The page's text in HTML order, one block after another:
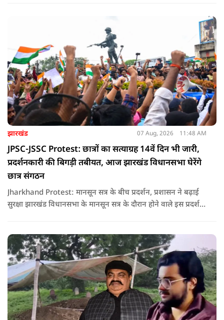
झारखंड 07 Aug, 2026 11:48 AM
JPSC-JSSC Protest: छात्रों का सत्याग्रह 14वें दिन भी जारी,
प्रदर्शनकारी की बिगड़ी तबीयत, आज झारखंड विधानसभा घेरेंगे
छात्र संगठन
Jharkhand Protest: मानसून सत्र के बीच प्रदर्शन, प्रशासन ने बढ़ाई
सुरक्षा झारखंड विधानसभा के मानसून सत्र के दौरान होने वाले इस प्रदर्शन
जनाधिकार महासभा के आह्वान पर आयोजित किया जा रहा है.